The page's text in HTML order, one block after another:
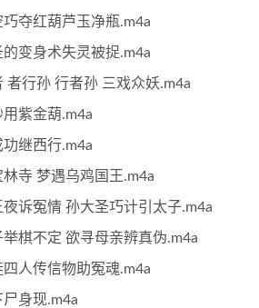
夺红葫芦玉净瓶.m4a
变身术失灵被捉.m4a
者行孙 行者孙 三戏众妖.m4a
紫金葫.m4a
继西行.m4a
寺 梦遇乌鸡国王.m4a
诉冤情 孙大圣巧计引太子.m4a
棋不定 欲寻母亲辨真伪.m4a
人传信物助冤魂.m4a
身现.m4a